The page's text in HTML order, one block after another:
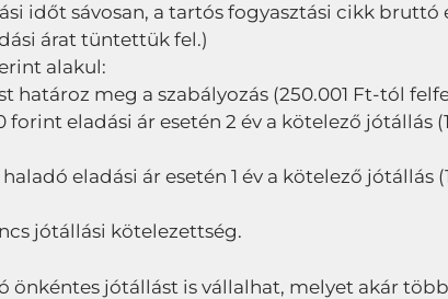
időt sávosan, a tartós fogyasztási cikk bruttó
árat tüntettük fel.)
alakul:
meg a szabályozás (250.001 Ft-tól
eladási ár esetén 2 év a kötelező jótállás
eladási ár esetén 1 év a kötelező jótállás
jótállási kötelezettség.
jótállást is vállalhat, melyet akár